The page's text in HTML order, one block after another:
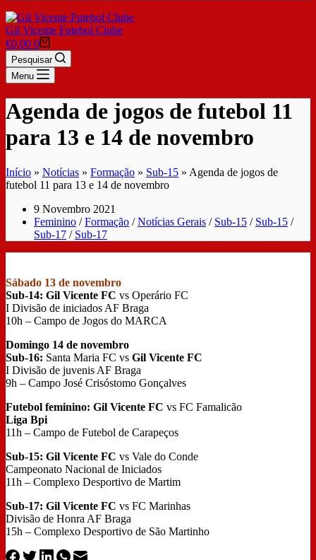
Gil Vicente Futebol Clube
€0,00 0
Pesquisar
Menu
Agenda de jogos de futebol 11
para 13 e 14 de novembro
Início » Notícias » Formação » Sub-15 » Agenda de jogos de
futebol 11 para 13 e 14 de novembro
9 Novembro 2021
Feminino /Formação /Notícias Gerais / Sub-15 / Sub-15 /
Sub-17 / Sub-17
Sábado 13 de novembro
Sub-14: Gil Vicente FC vs Operário FC
I Divisão de iniciados AF Braga
10h – Campo de Jogos do MARCA
Domingo 14 de novembro
Sub-16: Santa Maria FC vs Gil Vicente FC
I Divisão de juvenis AF Braga
9h – Campo José Crisóstomo Gonçalves
Futebol feminino: Gil Vicente FC vs FC Famalicão
Liga Bpi
11h – Campo de Futebol de Carapeços
Sub-15: Gil Vicente FC vs Vale do Conde
Campeonato Nacional de Iniciados
11h – Complexo Desportivo de Martim
Sub-17: Gil Vicente FC vs FC Marinhas
Divisão de Honra AF Braga
15h – Complexo Desportivo de São Martinho